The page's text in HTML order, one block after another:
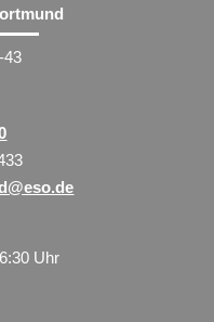
43
Uhr